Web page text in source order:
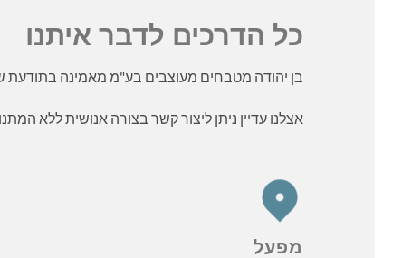
כל הדרכים לדבר איתנו
בן יהודה מטבחים מעוצבים בע"מ מאמינה בתודעת
אצלנו עדיין ניתן ליצור קשר בצורה אנושית ללא
מפעל